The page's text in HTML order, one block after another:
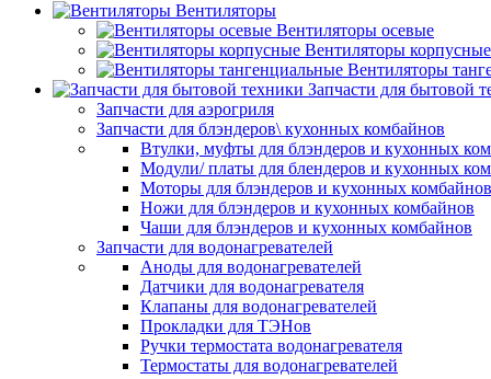
Вентиляторы
Вентиляторы осевые
Вентиляторы корпусные
Вентиляторы
Запчасти для бытовой
Запчасти для аэрогриля
Запчасти для блэндеров\ кухонных комбайнов
Втулки, муфты для блэндеров и кухонных
Модули/ платы для блендеров и кухонных
Моторы для блэндеров и кухонных комбайнов
Ножи для блэндеров и кухонных комбайнов
Чаши для блэндеров и кухонных комбайнов
Запчасти для водонагревателей
Аноды для водонагревателей
Датчики для водонагревателя
Клапаны для водонагревателей
Прокладки для ТЭНов
Ручки термостата водонагревателя
Термостаты для водонагревателей